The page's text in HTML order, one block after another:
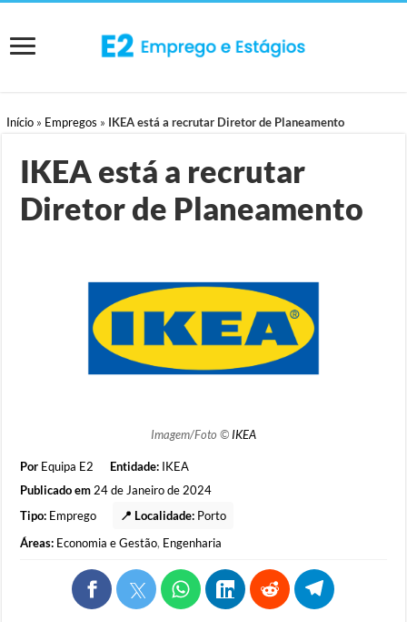
Início » Empregos » IKEA está a recrutar Diretor de Planeamento
IKEA está a recrutar
Diretor de Planeamento
Imagem/Foto © IKEA
Por Equipa E2 Entidade: IKEA
Publicado em 24 de Janeiro de 2024
Tipo: Emprego 📍 Localidade: Porto
Áreas: Economia e Gestão, Engenharia